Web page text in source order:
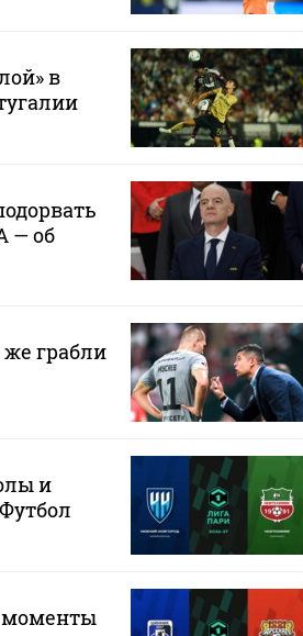
в
— об
грабли
и
моменты